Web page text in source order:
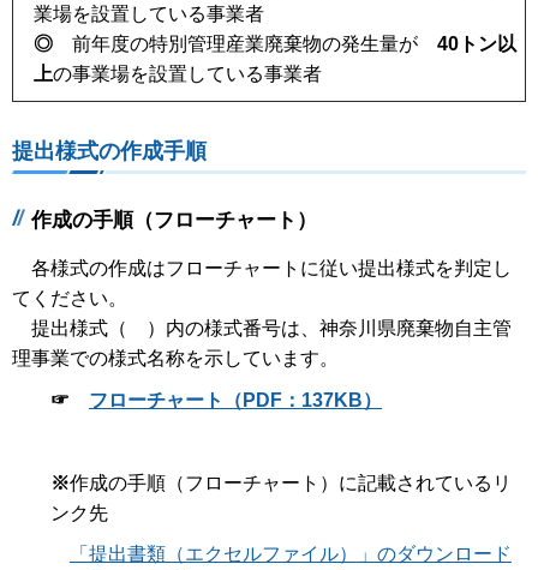
業場を設置している事業者
◎ 前年度の特別管理産業廃棄物の発生量が 40トン以
上の事業場を設置している事業者
提出様式の作成手順
作成の手順（フローチャート）
各様式の作成はフローチャートに従い提出様式を判定し
てください。
提出様式（ ）内の様式番号は、神奈川県廃棄物自主管
理事業での様式名称を示しています。
☞ フローチャート（PDF：137KB）
※作成の手順（フローチャート）に記載されているリ
ンク先
「提出書類（エクセルファイル）」のダウンロード